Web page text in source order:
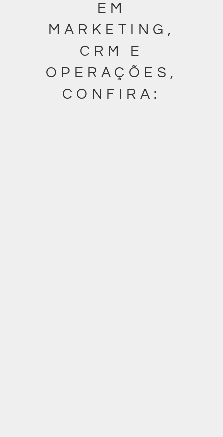
EM
MARKETING,
CRM E
OPERAÇÕES,
CONFIRA: